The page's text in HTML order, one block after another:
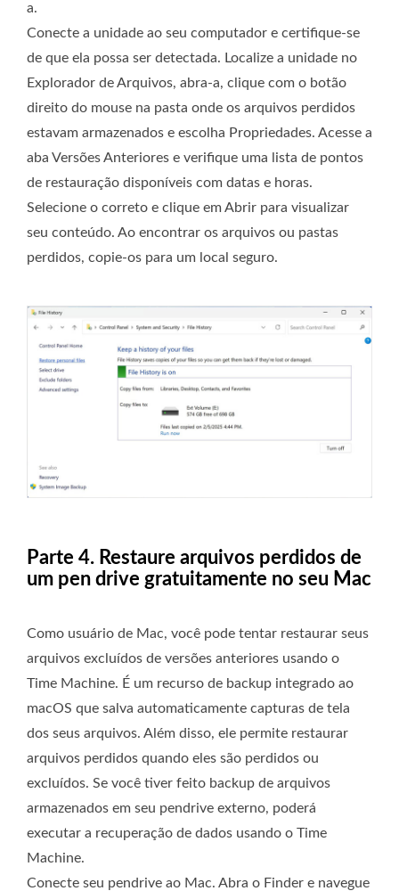
a.
Conecte a unidade ao seu computador e certifique-se
de que ela possa ser detectada. Localize a unidade no
Explorador de Arquivos, abra-a, clique com o botão
direito do mouse na pasta onde os arquivos perdidos
estavam armazenados e escolha Propriedades. Acesse a
aba Versões Anteriores e verifique uma lista de pontos
de restauração disponíveis com datas e horas.
Selecione o correto e clique em Abrir para visualizar
seu conteúdo. Ao encontrar os arquivos ou pastas
perdidos, copie-os para um local seguro.
Parte 4. Restaure arquivos perdidos de
um pen drive gratuitamente no seu Mac
Como usuário de Mac, você pode tentar restaurar seus
arquivos excluídos de versões anteriores usando o
Time Machine. É um recurso de backup integrado ao
macOS que salva automaticamente capturas de tela
dos seus arquivos. Além disso, ele permite restaurar
arquivos perdidos quando eles são perdidos ou
excluídos. Se você tiver feito backup de arquivos
armazenados em seu pendrive externo, poderá
executar a recuperação de dados usando o Time
Machine.
Conecte seu pendrive ao Mac. Abra o Finder e navegue